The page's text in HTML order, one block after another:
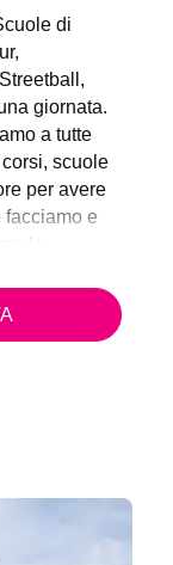
di
giornata.
a tutte
scuole
per avere
facciamo e
le